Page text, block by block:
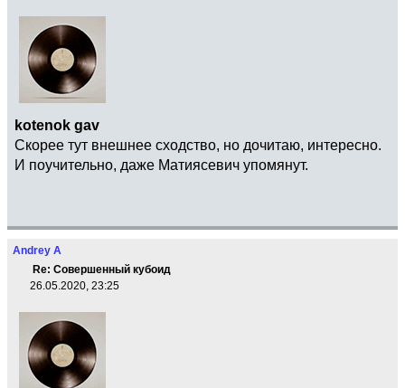
kotenok gav
Скорее тут внешнее сходство, но дочитаю, интересно.
И поучительно, даже Матиясевич упомянут.
Andrey A
Re: Совершенный кубоид
26.05.2020, 23:25